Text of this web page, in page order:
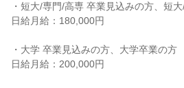
・短大/専門/高専 卒業見込みの方、短
日給月給：180,000円
・大学 卒業見込みの方、大学卒業の方
日給月給：200,000円